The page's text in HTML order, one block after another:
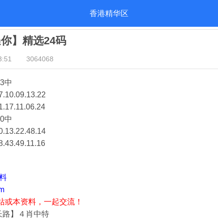
香港精华区
】精选24码
3064068
中
中
或本资料，一起交流！
路】４肖中特